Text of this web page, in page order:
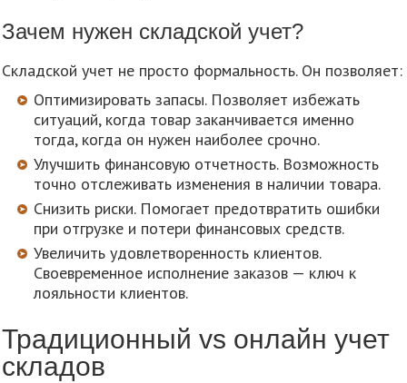
Зачем нужен складской учет?
Складской учет не просто формальность. Он позволяет:
Оптимизировать запасы. Позволяет избежать
ситуаций, когда товар заканчивается именно
тогда, когда он нужен наиболее срочно.
Улучшить финансовую отчетность. Возможность
точно отслеживать изменения в наличии товара.
Снизить риски. Помогает предотвратить ошибки
при отгрузке и потери финансовых средств.
Увеличить удовлетворенность клиентов.
Своевременное исполнение заказов — ключ к
лояльности клиентов.
Традиционный vs онлайн учет
складов